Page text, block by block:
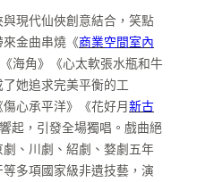
現代仙俠創意結合，笑點
金曲串燒《商業空間室內
海角》《心太軟張水瓶和牛
她追求完美平衡的工
心承平洋》《花好月新古
起，引發全場獨唱。戲曲絕
、川劇、紹劇、婺劇五年
多項國家級非遺技藝，演